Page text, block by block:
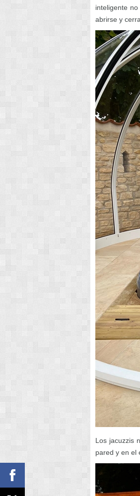
inteligente
abrirse y
Los jacuzzis
pared y en el